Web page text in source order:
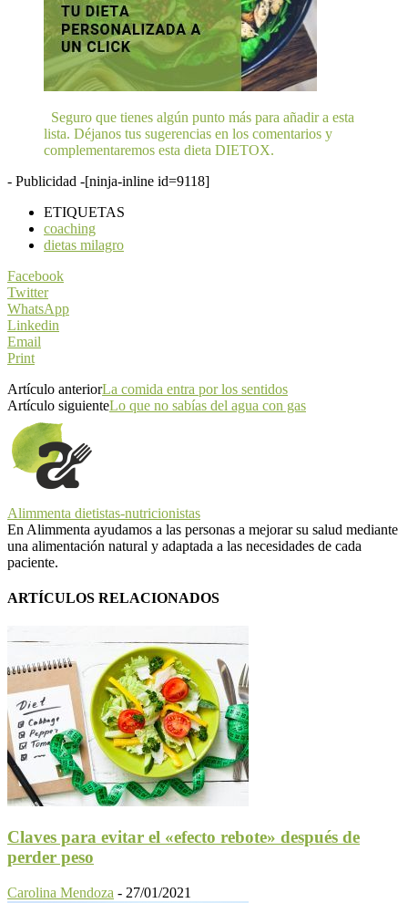
Seguro que tienes algún punto más para añadir a esta
lista. Déjanos tus sugerencias en los comentarios y
complementaremos esta dieta DIETOX.
- Publicidad -[ninja-inline id=9118]
ETIQUETAS
coaching
dietas milagro
Facebook
Twitter
WhatsApp
Linkedin
Email
Print
Artículo anteriorLa comida entra por los sentidos
Artículo siguienteLo que no sabías del agua con gas
Alimmenta dietistas-nutricionistas
En Alimmenta ayudamos a las personas a mejorar su salud mediante
una alimentación natural y adaptada a las necesidades de cada
paciente.
ARTÍCULOS RELACIONADOS
Claves para evitar el «efecto rebote» después de
perder peso
Carolina Mendoza - 27/01/2021